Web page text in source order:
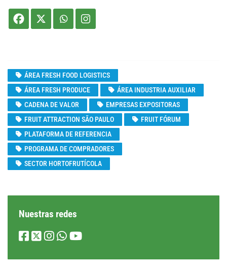
ÁREA FRESH FOOD LOGISTICS
ÁREA FRESH PRODUCE
ÁREA INDUSTRIA AUXILIAR
CADENA DE VALOR
EMPRESAS EXPOSITORAS
FRUIT ATTRACTION SÃO PAULO
FRUIT FÓRUM
PLATAFORMA DE REFERENCIA
PROGRAMA DE COMPRADORES
SECTOR HORTOFRUTÍCOLA
Nuestras redes